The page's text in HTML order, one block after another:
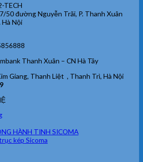
TECH
50 đường Nguyễn Trãi, P. Thanh Xuân
Hà Nội
Thanh Xuân – CN Hà Tây
Giang, Thanh Liệt , Thanh Trì, Hà Nội
HÀNH TINH SICOMA
kép Sicoma